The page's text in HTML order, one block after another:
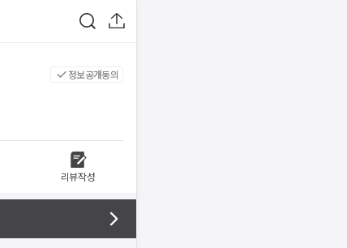
정보공개동의
리뷰작성